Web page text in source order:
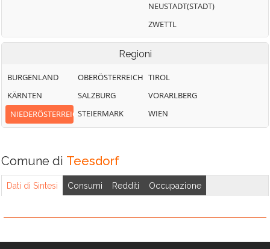
NEUSTADT(STADT)
ZWETTL
Regioni
BURGENLAND
KÄRNTEN
NIEDERÖSTERREICH
OBERÖSTERREICH
SALZBURG
STEIERMARK
TIROL
VORARLBERG
WIEN
Comune di Teesdorf
Dati di Sintesi Consumi Redditi Occupazione